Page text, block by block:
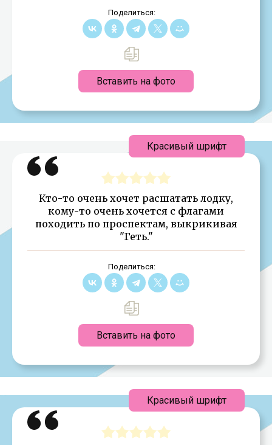
Поделиться:
Вставить на фото
Кто-то очень хочет расшатать лодку,
кому-то очень хочется с флагами
походить по проспектам, выкрикивая
"Геть."
Поделиться:
Вставить на фото
Красивый шрифт
Красивый шрифт